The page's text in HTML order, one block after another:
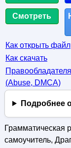
Смотреть
Как открыть файл
Как скачать
(Abuse, DMСA)
Подробнее
Грамматическая
самоучитель,